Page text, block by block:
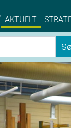
Eyde-Cluster
AKTUELT